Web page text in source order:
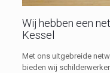
Wij hebben een
Kessel
Met ons uitgebreide
bieden wij